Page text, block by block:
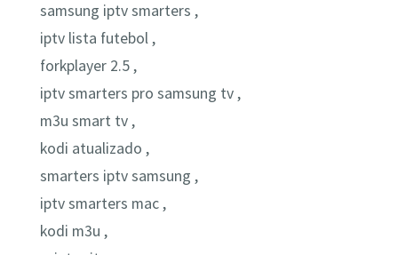
samsung iptv smarters ,
iptv lista futebol ,
forkplayer 2.5 ,
iptv smarters pro samsung tv ,
m3u smart tv ,
kodi atualizado ,
smarters iptv samsung ,
iptv smarters mac ,
kodi m3u ,